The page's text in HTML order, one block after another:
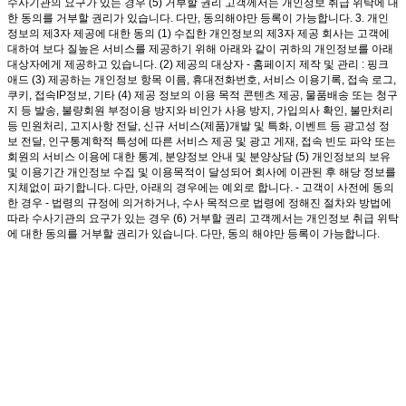
수사기관의 요구가 있는 경우 (5) 거부할 권리 고객께서는 개인정보 취급 위탁에 대
한 동의를 거부할 권리가 있습니다. 다만, 동의해야만 등록이 가능합니다. 3. 개인
정보의 제3자 제공에 대한 동의 (1) 수집한 개인정보의 제3자 제공 회사는 고객에
대하여 보다 질높은 서비스를 제공하기 위해 아래와 같이 귀하의 개인정보를 아래
대상자에게 제공하고 있습니다. (2) 제공의 대상자 - 홈페이지 제작 및 관리 : 핑크
애드 (3) 제공하는 개인정보 항목 이름, 휴대전화번호, 서비스 이용기록, 접속 로그,
쿠키, 접속IP정보, 기타 (4) 제공 정보의 이용 목적 콘텐츠 제공, 물품배송 또는 청구
지 등 발송, 불량회원 부정이용 방지와 비인가 사용 방지, 가입의사 확인, 불만처리
등 민원처리, 고지사항 전달, 신규 서비스(제품)개발 및 특화, 이벤트 등 광고성 정
보 전달, 인구통계학적 특성에 따른 서비스 제공 및 광고 게재, 접속 빈도 파악 또는
회원의 서비스 이용에 대한 통계, 분양정보 안내 및 분양상담 (5) 개인정보의 보유
및 이용기간 개인정보 수집 및 이용목적이 달성되어 회사에 이관된 후 해당 정보를
지체없이 파기합니다. 다만, 아래의 경우에는 예외로 합니다. - 고객이 사전에 동의
한 경우 - 법령의 규정에 의거하거나, 수사 목적으로 법령에 정해진 절차와 방법에
따라 수사기관의 요구가 있는 경우 (6) 거부할 권리 고객께서는 개인정보 취급 위탁
에 대한 동의를 거부할 권리가 있습니다. 다만, 동의 해야만 등록이 가능합니다.